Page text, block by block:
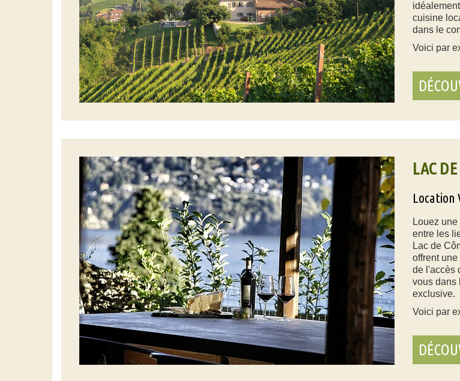
cuisine
dans le
Voici par
LAC
Location
Louez
entre les
Lac de
offrent
de l'accès
vous dans
exclusive.
Voici par